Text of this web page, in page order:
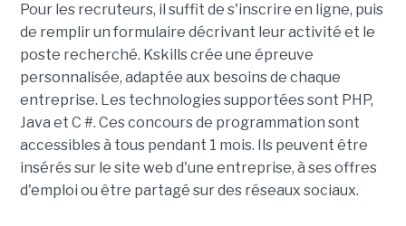
Pour les recruteurs, il suffit de s'inscrire en ligne, puis
de remplir un formulaire décrivant leur activité et le
poste recherché. Kskills crée une épreuve
personnalisée, adaptée aux besoins de chaque
entreprise. Les technologies supportées sont PHP,
Java et C #. Ces concours de programmation sont
accessibles à tous pendant 1 mois. Ils peuvent être
insérés sur le site web d'une entreprise, à ses offres
d'emploi ou être partagé sur des réseaux sociaux.